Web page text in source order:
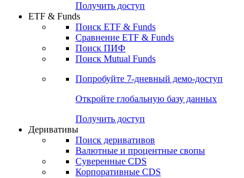
Получить доступ
ETF & Funds
Поиск ETF & Funds
Сравнение ETF & Funds
Поиск ПИФ
Поиск Mutual Funds
Попробуйте 7-дневный демо-доступ
Откройте глобальную базу данных
Получить доступ
Деривативы
Поиск деривативов
Валютные и процентные свопы
Суверенные CDS
Корпоративные CDS